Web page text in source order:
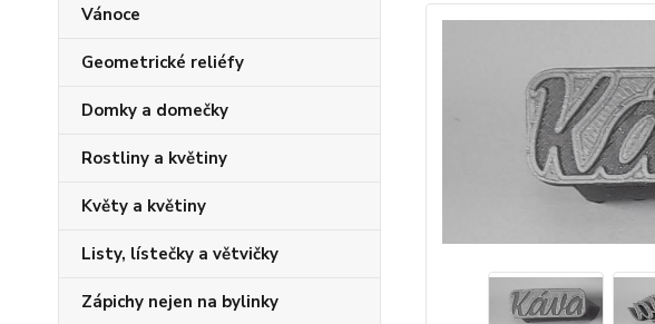
Vánoce
Geometrické reliéfy
Domky a domečky
Rostliny a květiny
Květy a květiny
Listy, lístečky a větvičky
Zápichy nejen na bylinky